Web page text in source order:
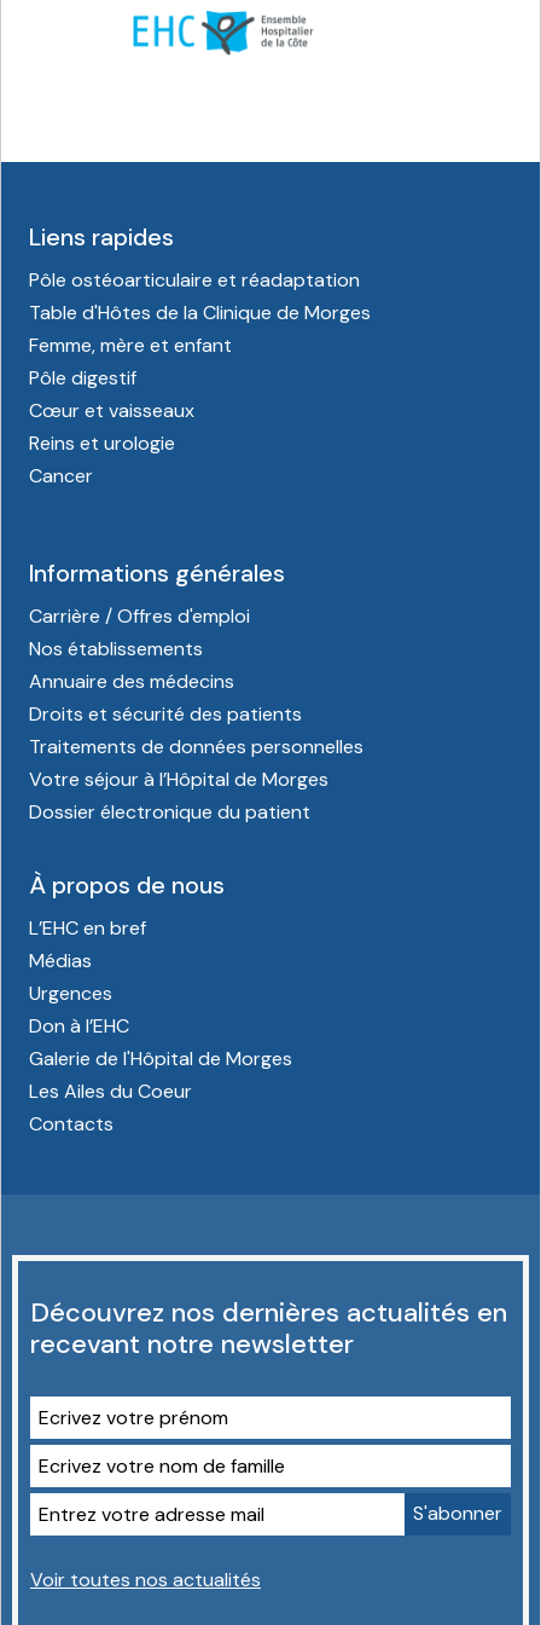
Liens rapides
Pôle ostéoarticulaire et réadaptation
Table d'Hôtes de la Clinique de Morges
Femme, mère et enfant
Pôle digestif
Cœur et vaisseaux
Reins et urologie
Cancer
Informations générales
Carrière / Offres d'emploi
Nos établissements
Annuaire des médecins
Droits et sécurité des patients
Traitements de données personnelles
Votre séjour à l’Hôpital de Morges
Dossier électronique du patient
À propos de nous
L’EHC en bref
Médias
Urgences
Don à l’EHC
Galerie de l'Hôpital de Morges
Les Ailes du Coeur
Contacts
Découvrez nos dernières actualités en
recevant notre newsletter
Voir toutes nos actualités